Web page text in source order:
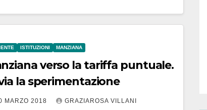
ISTITUZIONI MANZIANA
verso la tariffa puntuale.
la sperimentazione
MARZO 2018 GRAZIAROSA VILLANI